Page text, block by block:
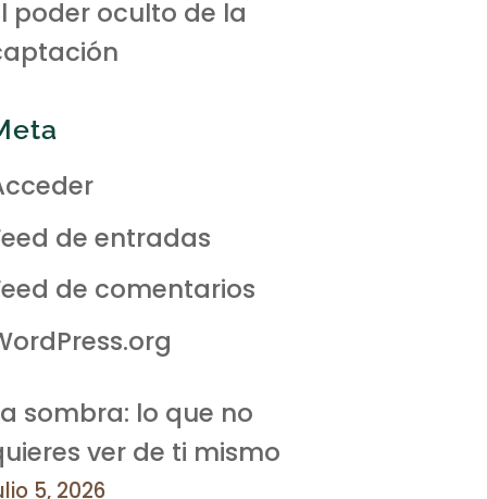
poder oculto de la
de entradas
de comentarios
sombra: lo que no
ver de ti mismo
5, 2026